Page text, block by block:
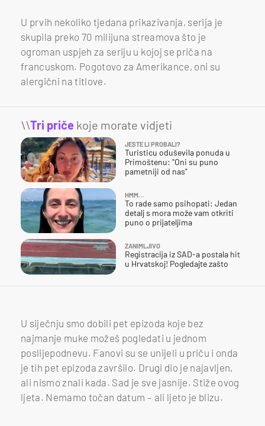
U prvih nekoliko tjedana prikazivanja, serija je
skupila preko 70 milijuna streamova što je
ogroman uspjeh za seriju u kojoj se priča na
francuskom. Pogotovo za Amerikance, oni su
alergični na titlove.
\\Tri priče koje morate vidjeti
JESTE LI PROBALI?
Turisticu oduševila ponuda u
Primoštenu: "Oni su puno
pametniji od nas"
HMM…
To rade samo psihopati: Jedan
detalj s mora može vam otkriti
puno o prijateljima
ZANIMLJIVO
Registracija iz SAD-a postala hit
u Hrvatskoj! Pogledajte zašto
U siječnju smo dobili pet epizoda koje bez
najmanje muke možeš pogledati u jednom
poslijepodnevu. Fanovi su se unijeli u priču i onda
je tih pet epizoda završilo. Drugi dio je najavljen,
ali nismo znali kada. Sad je sve jasnije. Stiže ovog
ljeta. Nemamo točan datum – ali ljeto je blizu.